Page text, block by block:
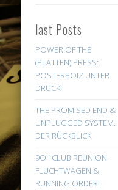
last Posts
POWER OF THE
(PLATTEN) PRESS:
POSTERBOIZ UNTER
DRUCK!
THE PROMISED END &
UNPLUGGED SYSTEM:
DER RÜCKBLICK!
9Oi! CLUB REUNION:
FLUCHTWAGEN &
RUNNING ORDER!